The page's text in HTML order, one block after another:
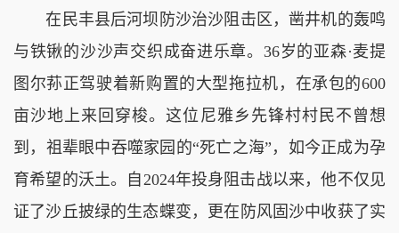
在民丰县后河坝防沙治沙阻击区，凿井机的轰鸣
与铁锹的沙沙声交织成奋进乐章。36岁的亚森·麦提
图尔荪正驾驶着新购置的大型拖拉机，在承包的600
亩沙地上来回穿梭。这位尼雅乡先锋村村民不曾想
到，祖辈眼中吞噬家园的“死亡之海”，如今正成为孕
育希望的沃土。自2024年投身阻击战以来，他不仅见
证了沙丘披绿的生态蝶变，更在防风固沙中收获了实